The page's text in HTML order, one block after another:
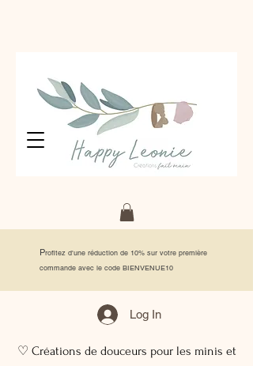
Profitez d'une réduction de 10% sur votre première
commande avec le code BIENVENUE10
Log In
♡ Créations de douceurs pour les minis et